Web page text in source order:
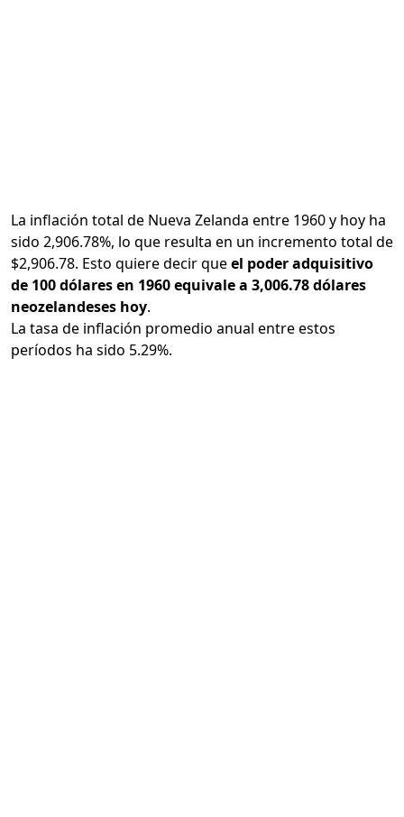
La inflación total de Nueva Zelanda entre 1960 y hoy ha
sido 2,906.78%, lo que resulta en un incremento total de
$2,906.78. Esto quiere decir queel poder adquisitivo
de 100 dólares en 1960 equivale a 3,006.78 dólares
neozelandeses hoy.
La tasa de inflación promedio anual entre estos
períodos ha sido 5.29%.